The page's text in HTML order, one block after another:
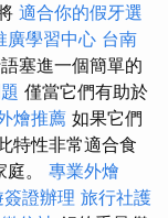
適合你的假牙選
廣學習中心 台南
塞進一個簡單的
僅當它們有助於
燴推薦 如果它們
特性非常適合食
。 專業外燴
證辦理 旅行社護